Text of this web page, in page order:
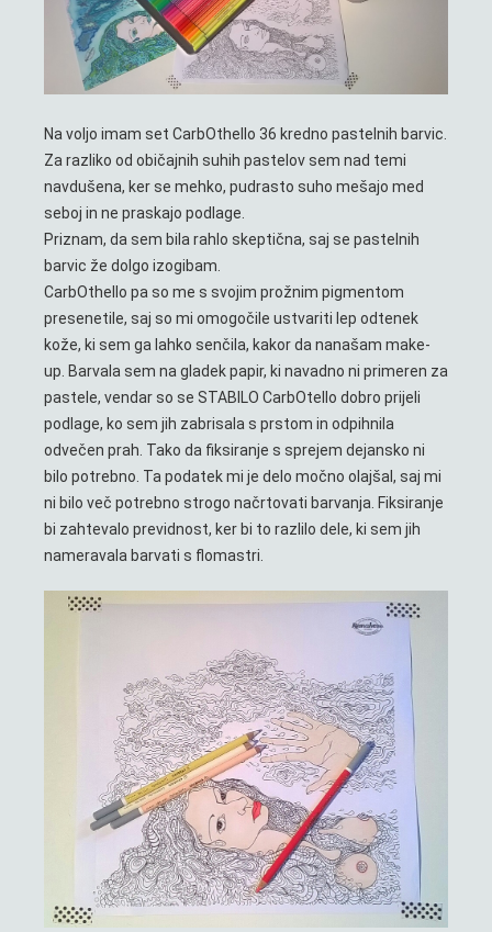
Na voljo imam set CarbOthello 36 kredno pastelnih barvic.
Za razliko od običajnih suhih pastelov sem nad temi
navdušena, ker se mehko, pudrasto suho mešajo med
seboj in ne praskajo podlage.
Priznam, da sem bila rahlo skeptična, saj se pastelnih
barvic že dolgo izogibam.
CarbOthello pa so me s svojim prožnim pigmentom
presenetile, saj so mi omogočile ustvariti lep odtenek
kože, ki sem ga lahko senčila, kakor da nanašam make-
up. Barvala sem na gladek papir, ki navadno ni primeren za
pastele, vendar so se STABILO CarbOtello dobro prijeli
podlage, ko sem jih zabrisala s prstom in odpihnila
odvečen prah. Tako da fiksiranje s sprejem dejansko ni
bilo potrebno. Ta podatek mi je delo močno olajšal, saj mi
ni bilo več potrebno strogo načrtovati barvanja. Fiksiranje
bi zahtevalo previdnost, ker bi to razlilo dele, ki sem jih
nameravala barvati s flomastri.